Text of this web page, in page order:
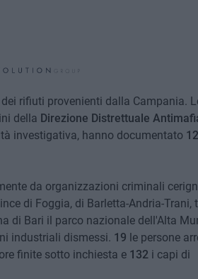
rifiuti provenienti dalla Campania.
della Direzione Distrettuale
investigativa, hanno documentato
da organizzazioni criminali
di Foggia, di Barletta-Andria-Trani,
di Bari il parco nazionale dell'Alta
industriali dismessi. 19 le persone
finite sotto inchiesta e132i capi di